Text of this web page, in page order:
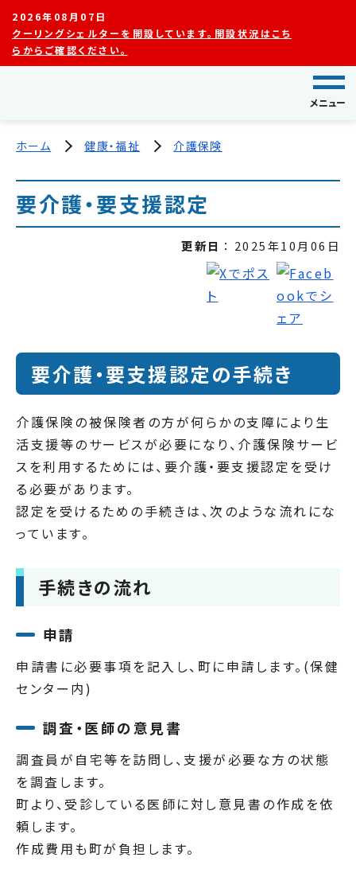
2026年08月07日
クーリングシェルターを開設しています。開設状況はこち
らからご確認ください。
メニュー
ホーム 健康・福祉 介護保険
要介護・要支援認定
更新日 2025年10月06日
要介護・要支援認定の手続き
介護保険の被保険者の方が何らかの支障により生
活支援等のサービスが必要になり、介護保険サービ
スを利用するためには、要介護・要支援認定を受け
る必要があります。
認定を受けるための手続きは、次のような流れにな
っています。
手続きの流れ
申請
申請書に必要事項を記入し、町に申請します。(保健
センター内)
調査・医師の意見書
調査員が自宅等を訪問し、支援が必要な方の状態
を調査します。
町より、受診している医師に対し意見書の作成を依
頼します。
作成費用も町が負担します。